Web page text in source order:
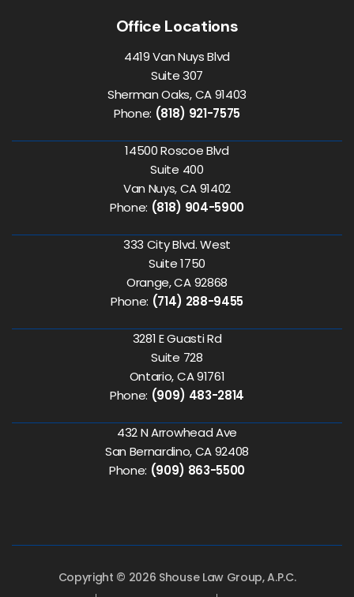
Office Locations
4419 Van Nuys Blvd
Suite 307
Sherman Oaks, CA 91403
Phone: (818) 921-7575
14500 Roscoe Blvd
Suite 400
Van Nuys, CA 91402
Phone: (818) 904-5900
333 City Blvd. West
Suite 1750
Orange, CA 92868
Phone: (714) 288-9455
3281 E Guasti Rd
Suite 728
Ontario, CA 91761
Phone: (909) 483-2814
432 N Arrowhead Ave
San Bernardino, CA 92408
Phone: (909) 863-5500
Copyright © 2026 Shouse Law Group, A.P.C.